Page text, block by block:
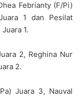
Febrianty (F/Pi)
1 dan Pesilat
1.
2, Reghina Nur
2.
Juara 3, Nauval